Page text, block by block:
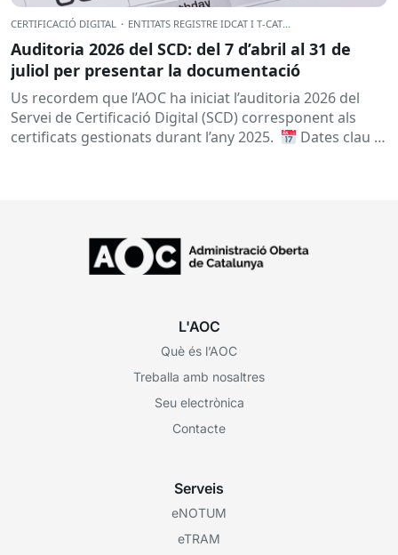
CERTIFICACIÓ DIGITAL · ENTITATS REGISTRE IDCAT I T-CAT...
Auditoria 2026 del SCD: del 7 d’abril al 31 de
juliol per presentar la documentació
Us recordem que l’AOC ha iniciat l’auditoria 2026 del
Servei de Certificació Digital (SCD) corresponent als
certificats gestionats durant l’any 2025.
Dates clau
L'AOC
Què és l’AOC
Treballa amb nosaltres
Seu electrònica
Contacte
Serveis
eNOTUM
eTRAM